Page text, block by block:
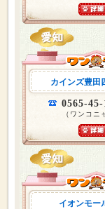
カインズ豊田
0565-45-
（ワンコニ
イオンモー